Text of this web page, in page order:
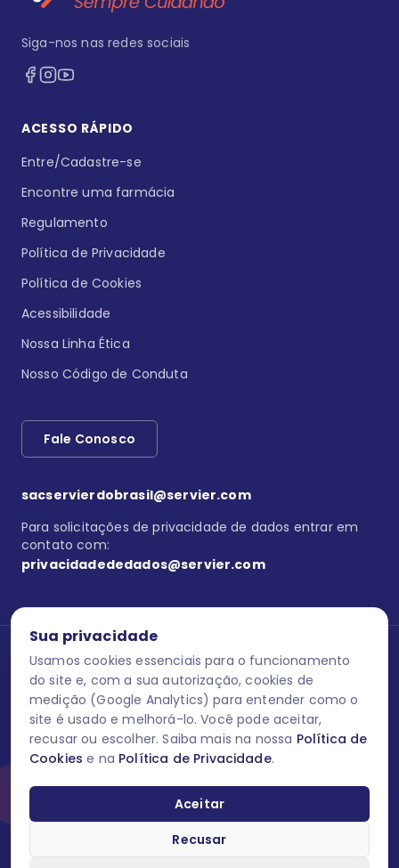
Sua privacidade
Usamos cookies essenciais para o funcionamento
do site e, com a sua autorização, cookies de
medição (Google Analytics) para entender como o
site é usado e melhorá-lo. Você pode aceitar,
recusar ou escolher. Saiba mais na nossa Política de
Cookies e na Política de Privacidade.
Aceitar
Recusar
Siga-nos nas redes sociais
ACESSO RÁPIDO
Entre/Cadastre-se
Encontre uma farmácia
Regulamento
Política de Privacidade
Política de Cookies
Acessibilidade
Nossa Linha Ética
Nosso Código de Conduta
Fale Conosco
sacservierdobrasil@servier.com
Para solicitações de privacidade de dados entrar em
contato com:
privacidadededados@servier.com
Se estiver no programa semprecuidando, comunique aquiuma
reação adversa com os produtos Servier. Este site contém
informações para o público leigo e para os profissionais de saúde
do Brasil habilitados a prescrever medicamentos. M-AS ONE-BR-
202606-00013 / Agosto 2026.
O laboratório Servier do Brasil respeita os seus dados! Caso deseje
dados pessoais você pode fazê-lo a qualquer momento entrando
em contato através do site www.semprecuidando.com.br na opção
fale conosco.